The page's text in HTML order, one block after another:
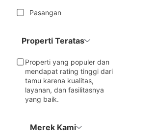
Pasangan
Properti Teratas
Properti yang populer dan
mendapat rating tinggi dari
tamu karena kualitas,
layanan, dan fasilitasnya
yang baik.
Merek Kami